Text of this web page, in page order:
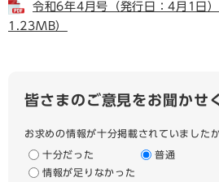
令和6年4月号（発行日：4月1日
1.23MB）
皆さまのご意見をお聞かせ
お求めの情報が十分掲載されていました
十分だった
普通
情報が足りなかった